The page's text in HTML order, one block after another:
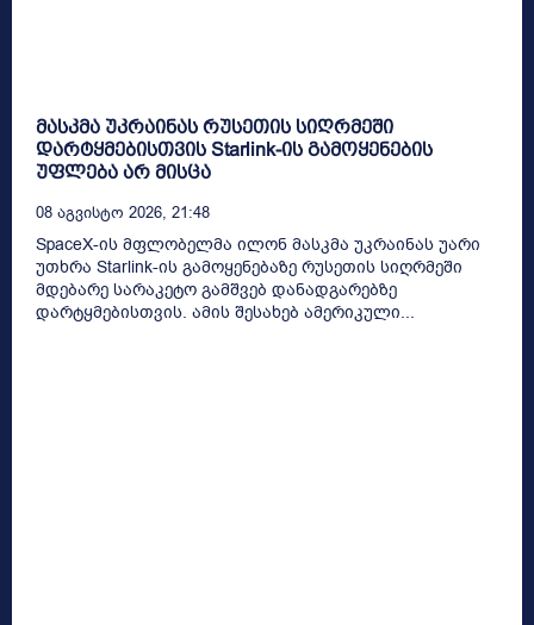
მასკმა უკრაინას რუსეთის სიღრმეში
დარტყმებისთვის Starlink-ის გამოყენების
უფლება არ მისცა
08 Აგვისტო 2026, 21:48
SpaceX-ის მფლობელმა ილონ მასკმა უკრაინას უარი
უთხრა Starlink-ის გამოყენებაზე რუსეთის სიღრმეში
მდებარე სარაკეტო გამშვებ დანადგარებზე
დარტყმებისთვის. ამის შესახებ ამერიკული...